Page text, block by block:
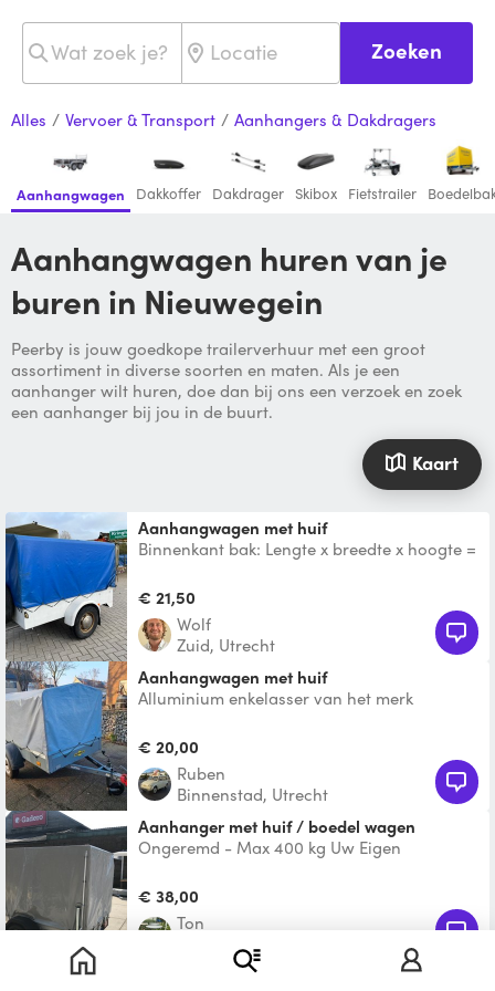
Zoeken
Alles / Vervoer & Transport / Aanhangers & Dakdragers
Aanhangwagen Dakkoffer Dakdrager Skibox Fietstrailer
Aanhangwagen huren van je
buren in Nieuwegein
Peerby is jouw goedkope trailerverhuur met een groot
assortiment in diverse soorten en maten. Als je een
aanhanger wilt huren, doe dan bij ons een verzoek en zoek
een aanhanger bij jou in de buurt.
Kaart
Aanhangwagen met huif
Binnenkant bak: Lengte x breedte x hoogte =
750kg. Aanhanger
€ 21,50
Wolf
Zuid, Utrecht
Aanhangwagen met huif
Alluminium enkelasser van het merk
€ 20,00
Ruben
Binnenstad, Utrecht
Aanhanger met huif / boedel wagen
Ongeremd - Max 400 kg Uw Eigen
Gebruik tbv meubeltransport, l
€ 38,00
Ton
Vleuten-De Meern, Utrecht
aanhangwagen